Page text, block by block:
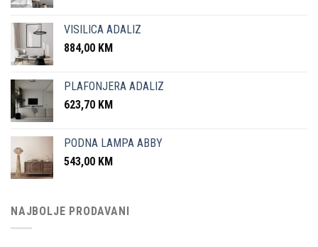
VISILICA ADALIZ
884,00 KM
PLAFONJERA ADALIZ
623,70 KM
PODNA LAMPA ABBY
543,00 KM
NAJBOLJE PRODAVANI